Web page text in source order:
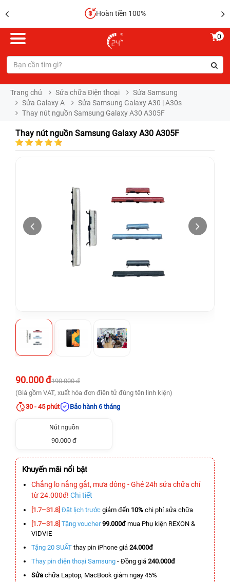
Hoàn tiền 100%
0
Trang chủ Sửa chữa Điện thoại
Sửa Samsung
Sửa Galaxy A
Sửa Samsung Galaxy A30 | A30s
Thay nút nguồn Samsung Galaxy A30 A305F
Thay nút nguồn Samsung Galaxy A30 A305F
90.000 đ190.000 đ
(Giá gồm VAT, xuất hóa đơn điện tử đúng tên linh kiện)
30 - 45 phút
Bảo hành 6 tháng
Nút nguồn
90.000 đ
Khuyến mãi nổi bật
Chẳng lo nắng gắt, mưa dông - Ghé 24h sửa chữa chỉ
từ 24.000đ! Chi tiết
[1.7–31.8] Đặt lịch trước giảm đến 10% chi phí sửa chữa
[1.7–31.8] Tặng voucher 99.000đmua Phụ kiện REXON &
VIDVIE
Tặng 20 SUẤT thay pin iPhone giá 24.000đ
Thay pin điện thoại Samsung - Đồng giá 240.000đ
Sửa chữa Laptop, MacBook giảm ngay 45%